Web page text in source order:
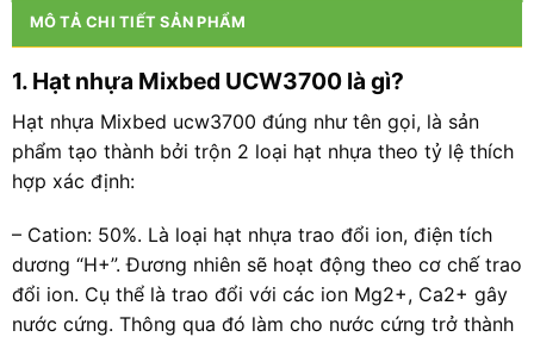
MÔ TẢ CHI TIẾT SẢN PHẨM
1. Hạt nhựa Mixbed UCW3700 là gì?
Hạt nhựa Mixbed ucw3700 đúng như tên gọi, là sản
phẩm tạo thành bởi trộn 2 loại hạt nhựa theo tỷ lệ thích
hợp xác định:
– Cation: 50%. Là loại hạt nhựa trao đổi ion, điện tích
dương “H+”. Đương nhiên sẽ hoạt động theo cơ chế trao
đổi ion. Cụ thể là trao đổi với các ion Mg2+, Ca2+ gây
nước cứng. Thông qua đó làm cho nước cứng trở thành